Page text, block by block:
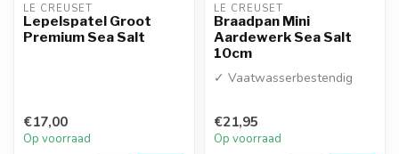
LE CREUSET
Lepelspatel Groot
Premium Sea Salt
€17,00
Op voorraad
LE CREUSET
Braadpan Mini
Aardewerk Sea Salt
10cm
✓ Vaatwasserbestendig
€21,95
Op voorraad